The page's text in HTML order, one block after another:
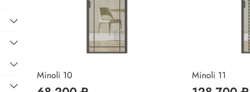
Minoli 10 Minoli 11